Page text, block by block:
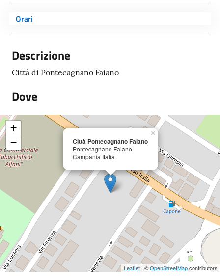
Orari
Descrizione
Città di Pontecagnano Faiano
Dove
Città Pontecagnano Faiano
Pontecagnano Faiano
Campania Italia
×
+
−
Leaflet | ©OpenStreetMapcontributors